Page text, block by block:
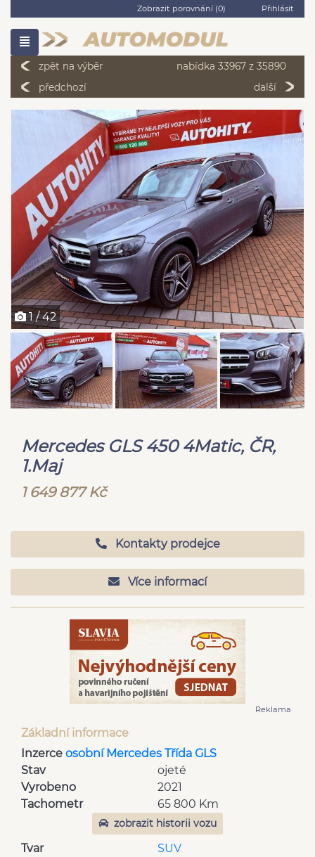
Zobrazit porovnání (0) Přihlásit
zpět na výběr
nabídka 33967 z 35890
předchozí
další
1 / 42
Mercedes GLS 450 4Matic, ČR,
1.Maj
1 649 877 Kč
Kontakty prodejce
Více informací
Reklama
Základní informace
Inzerce osobní Mercedes Třída GLS
Stav
ojeté
Vyrobeno
2021
Tachometr
65 800 Km
zobrazit historii vozu
Tvar
SUV